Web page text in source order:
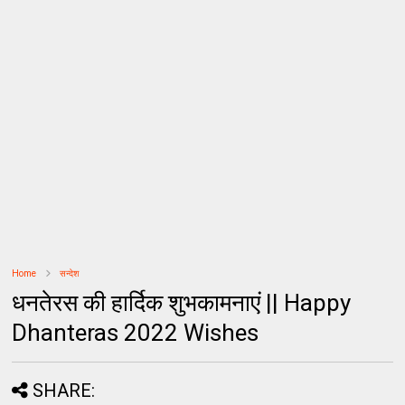
Home सन्देश
धनतेरस की हार्दिक शुभकामनाएं || Happy
Dhanteras 2022 Wishes
SHARE: